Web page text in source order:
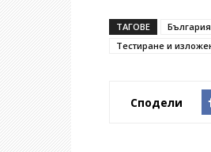
ТАГОВЕ България
Тестиране и
Сподели